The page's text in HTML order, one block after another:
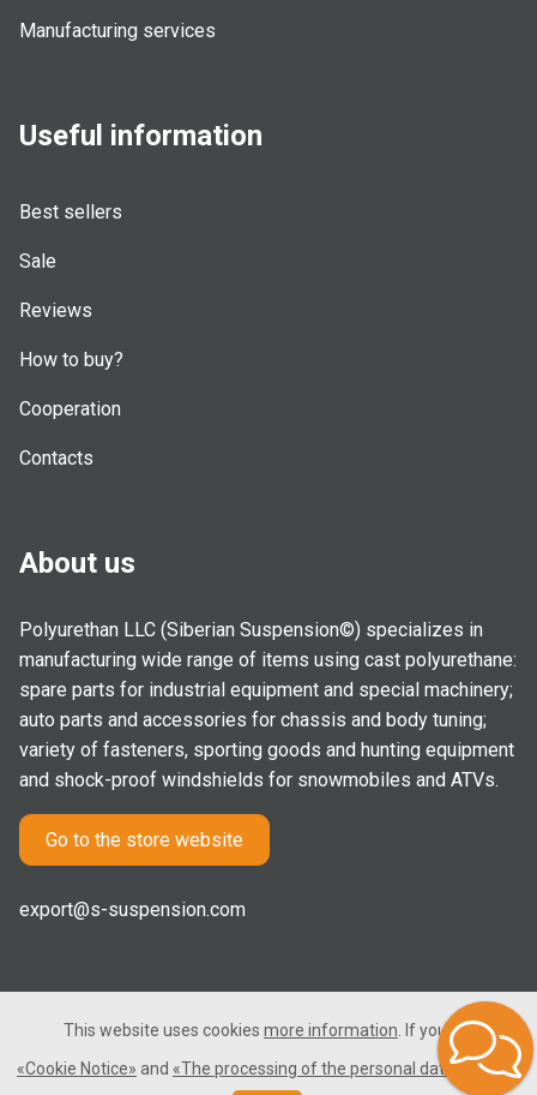
Manufacturing services
Useful information
Best sellers
Sale
Reviews
How to buy?
Cooperation
Contacts
About us
Polyurethan LLC (Siberian Suspension©) specializes in
manufacturing wide range of items using cast polyurethane:
spare parts for industrial equipment and special machinery;
auto parts and accessories for chassis and body tuning;
variety of fasteners, sporting goods and hunting equipment
and shock-proof windshields for snowmobiles and ATVs.
Go to the store website
export@s-suspension.com
2005-2026 © Polyurethan LLC. All rights reserved. Not a public
offer.
This website uses cookies more information . If you consent
«Cookie Notice» and «The processing of the personal data», please